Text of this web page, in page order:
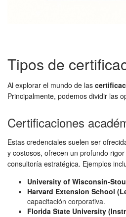
Tipos de
Al explorar el mundo de las
Principalmente, podemos dividir las
Certificaciones
Estas credenciales suelen ser
y costosos, ofrecen un profundo
consultoría estratégica. Ejemplos
University of Wisconsin-
Harvard Extension School
capacitación corporativa.
Florida State University